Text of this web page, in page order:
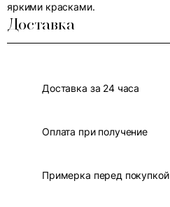
яркими красками.
Доставка
Доставка за 24 часа
Оплата при получение
Примерка перед покупкой